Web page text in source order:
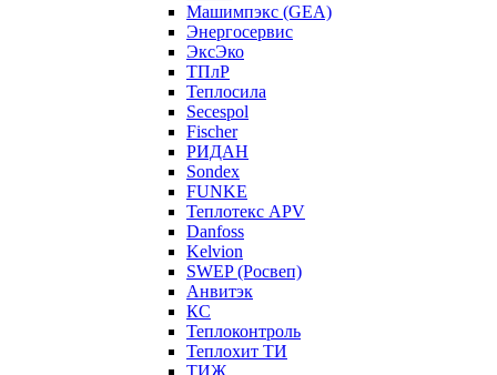
Машимпэкс (GEA)
Энергосервис
ЭксЭко
ТПлР
Теплосила
Secespol
Fischer
РИДАН
Sondex
FUNKE
Теплотекс APV
Danfoss
Kelvion
SWEP (Росвеп)
Анвитэк
КС
Теплоконтроль
Теплохит ТИ
ТИЖ